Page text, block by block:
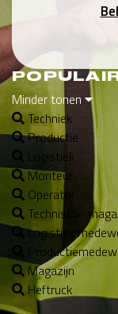
Minder tonen
Techniek
Productie
Logistiek
Monteur
Operator
Technische
Logistiek
Magazijn
Heftruck